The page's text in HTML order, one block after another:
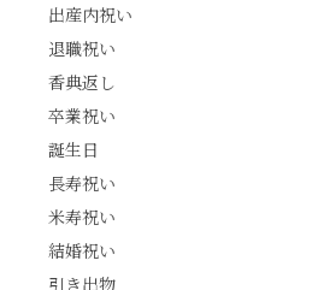
いただきました。 プロ
ドライバーならではの
ルート取り、駐車場事
情、お客様を飽きさせ
ない語り口…。楽しみ
ながら学びっぱなしの
のガイド活動にしっか
り活かしていきます💪
西山、ほんまにええと
こです。次はあなたを
出産内祝い
退職祝い
香典返し
卒業祝い
誕生日
長寿祝い
米寿祝い
結婚祝い
引き出物